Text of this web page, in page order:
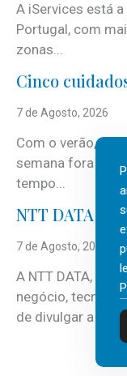
A iServices está
Portugal, com
zonas...
Cinco
7 de Agosto, 2026
Com o verão,
semana fora e os
tempo...
NTT DATA
7 de Agosto, 2026
A NTT DATA,
negócio,
de divulgar a mais